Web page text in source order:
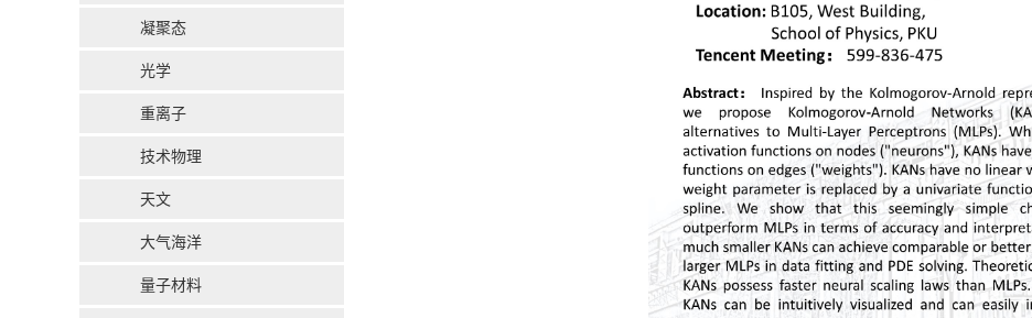
凝聚态
光学
重离子
技术物理
天文
大气海洋
量子材料